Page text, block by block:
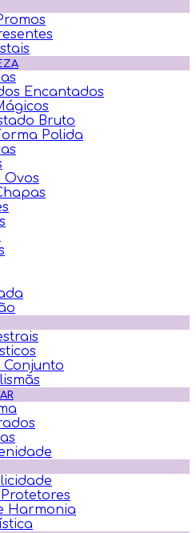
Encantados
Bruto
Polida
Ovos
Harmonia